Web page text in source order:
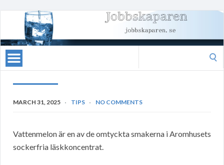
MARCH 31, 2025 TIPS NO COMMENTS
Vattenmelon är en av de omtyckta smakerna i Aromhusets
sockerfria läskkoncentrat.